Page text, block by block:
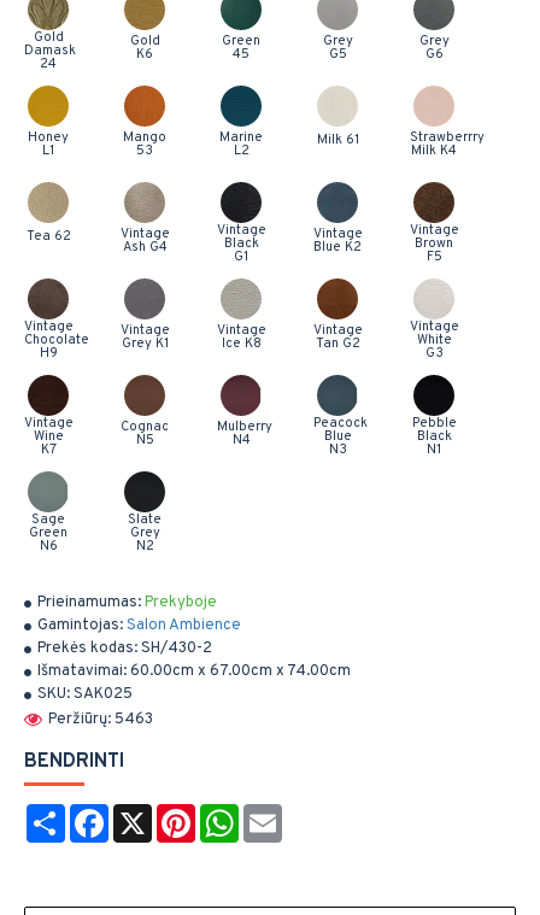
Prieinamumas:Prekyboje
Gamintojas:Salon Ambience
Prekės kodas:SH/430-2
Išmatavimai:60.00cm x 67.00cm x 74.00cm
SKU:SAK025
Peržiūrų: 5463
Gold
Damask
24
Gold
K6
Green
45
Grey
G5
Grey
G6
Honey
L1
Mango
53
Marine
L2
Milk 61 Strawberrry
Milk K4
Tea 62 Vintage
Ash G4
Vintage
Black
G1
Vintage
Blue K2
Vintage
Brown
F5
Vintage
Chocolate
H9
Vintage
Grey K1
Vintage
Ice K8
Vintage
Tan G2
Vintage
White
G3
Vintage
Wine
K7
Cognac
N5
Mulberry
N4
Peacock
Blue
N3
Pebble
Black
N1
Sage
Green
N6
Slate
Grey
N2
BENDRINTI
Share Facebook
X PinterestWhatsApp